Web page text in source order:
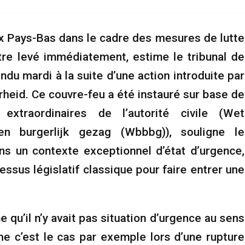
Pays-Bas dans le cadre des mesures de lutte
levé immédiatement, estime le tribunal de
mardi à la suite d’une action introduite par
Ce couvre-feu a été instauré sur base de
de l’autorité civile (Wet
burgerlijk gezag (Wbbbg)), souligne le
un contexte exceptionnel d’état d’urgence,
législatif classique pour faire entrer une
n’y avait pas situation d’urgence au sens
c’est le cas par exemple lors d’une rupture